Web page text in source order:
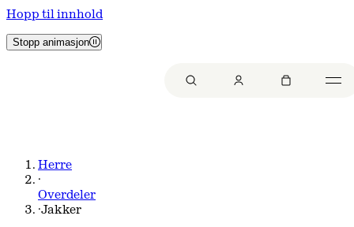
Hopp til innhold
Stopp animasjon
Herre
·
Overdeler
·Jakker